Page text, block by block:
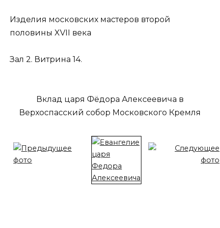
Изделия московских мастеров второй
половины XVII века
Зал 2. Витрина 14.
Вклад царя Фёдора Алексеевича в
Верхоспасский собор Московского Кремля